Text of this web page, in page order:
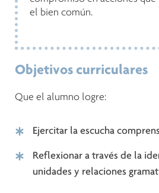
el bien común.
Objetivos curriculares
Que el alumno logre:
Ejercitar la escucha
Reflexionar a través de la
unidades y relaciones